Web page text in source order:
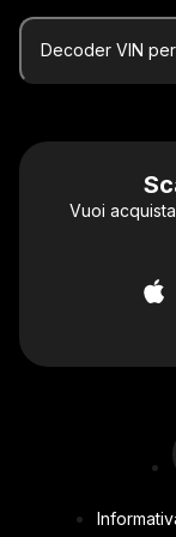
Decoder VIN
Vuoi